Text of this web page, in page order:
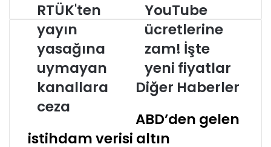
RTÜK'ten
yayın
yasağına
uymayan
kanallara
ceza
RTÜK'ten
yayın
yasağına
uymayan
kanallara
ceza
YouTube
ücretlerine
zam!
İşte
yeni
fiyatlar
YouTube
ücretlerine
zam! İşte
yeni fiyatlar
Diğer Haberler
ABD’den gelen
istihdam verisi altın